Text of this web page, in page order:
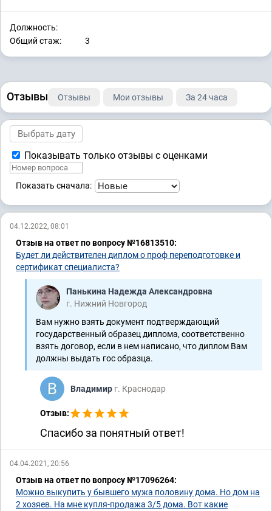
Должность:
Общий стаж:
3
Отзывы Отзывы Мои отзывы За 24 часа
Показывать только отзывы с оценками
Показать сначала:
04.12.2022, 08:01
Отзыв на ответ по вопросу №16813510:
Будет ли действителен диплом о проф переподготовке и
сертификат специалиста?
Панькина Надежда Александровна
г. Нижний Новгород
Вам нужно взять документ подтверждающий
государственный образец диплома, соответственно
взять договор, если в нем написано, что диплом Вам
должны выдать гос образца.
Владимир г. Краснодар
Отзыв:
Спасибо за понятный ответ!
04.04.2021, 20:56
Отзыв на ответ по вопросу №17096264:
Можно выкупить у бывшего мужа половину дома. Но дом на
2 хозяев. На мне купля-продажа 3/5 дома. Вот какие